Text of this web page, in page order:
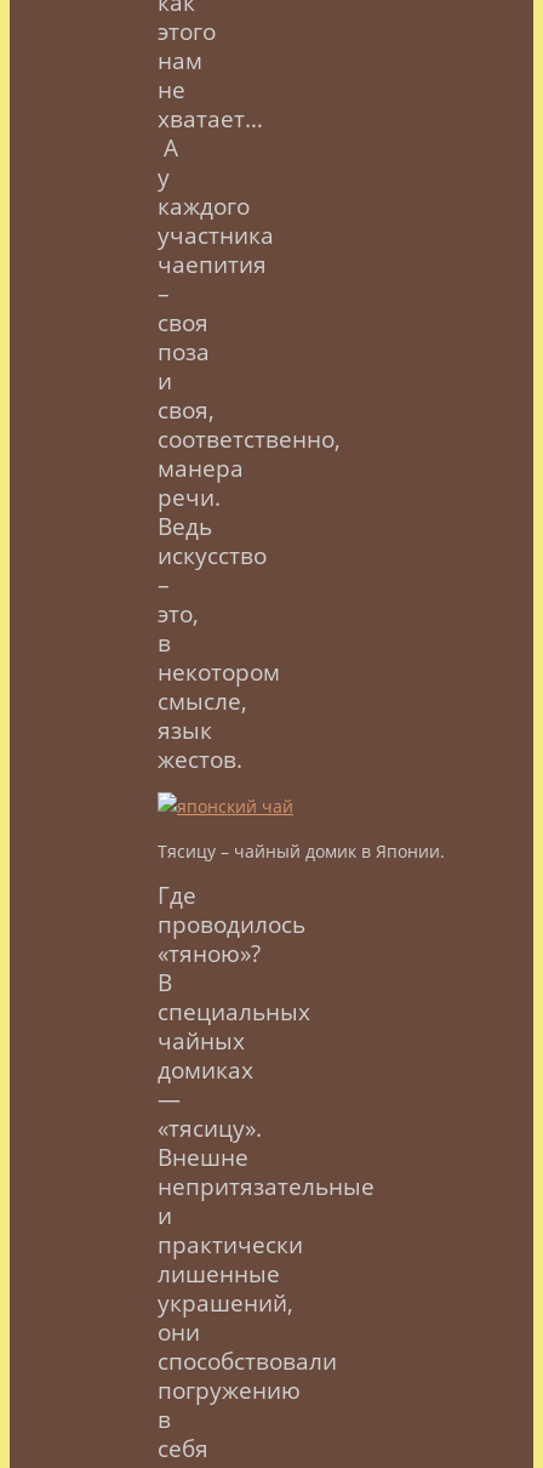
этого
нам
не
хватает…
А
у
каждого
участника
чаепития
–
своя
поза
и
своя,
соответственно,
манера
речи.
Ведь
искусство
–
это,
в
некотором
смысле,
язык
жестов.
Тясицу – чайный домик в Японии.
Где
проводилось
«тяною»?
В
специальных
чайных
домиках
—
«тясицу».
Внешне
непритязательные
и
практически
лишенные
украшений,
они
способствовали
погружению
в
себя